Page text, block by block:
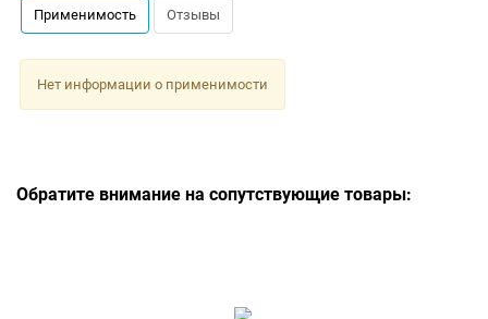
Применимость Отзывы
Нет информации о применимости
Обратите внимание на сопутствующие товары: